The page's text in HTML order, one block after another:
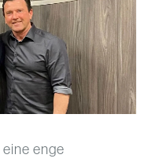
enge